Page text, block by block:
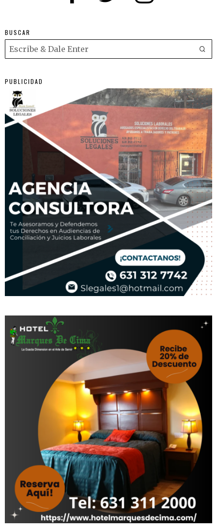
BUSCAR
PUBLICIDAD